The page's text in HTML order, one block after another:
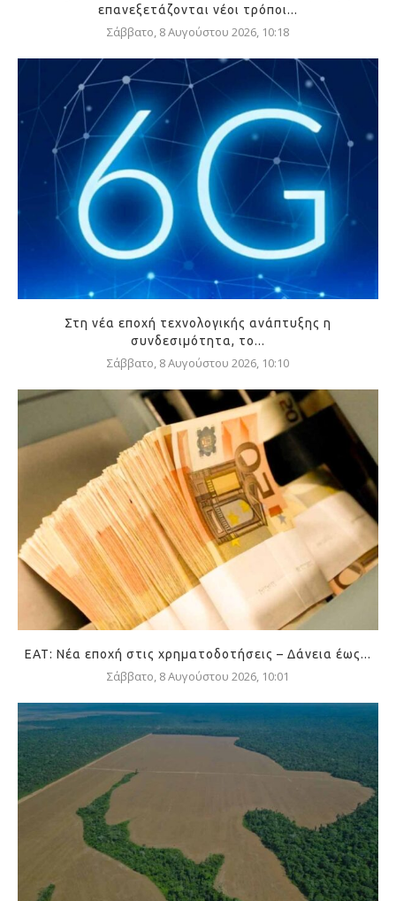
επανεξετάζονται νέοι τρόποι...
Σάββατο, 8 Αυγούστου 2026, 10:18
Στη νέα εποχή τεχνολογικής ανάπτυξης η
συνδεσιμότητα, το...
Σάββατο, 8 Αυγούστου 2026, 10:10
ΕΑΤ: Νέα εποχή στις χρηματοδοτήσεις – Δάνεια έως...
Σάββατο, 8 Αυγούστου 2026, 10:01